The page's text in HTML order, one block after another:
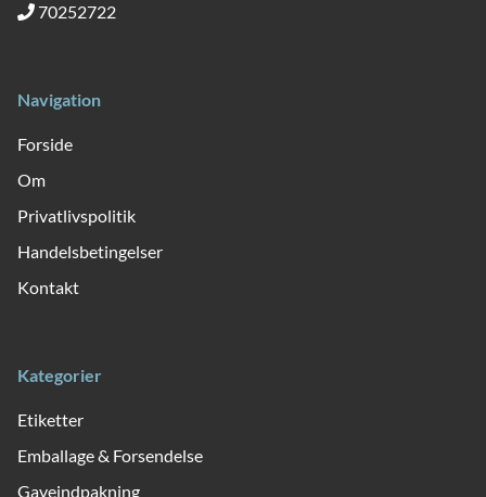
70252722
Navigation
Forside
Om
Privatlivspolitik
Handelsbetingelser
Kontakt
Kategorier
Etiketter
Emballage & Forsendelse
Gaveindpakning